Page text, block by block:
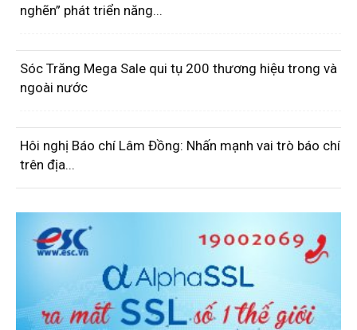
nghẽn” phát triển năng...
Sóc Trăng Mega Sale qui tụ 200 thương hiệu trong và
ngoài nước
Hôi nghị Báo chí Lâm Đồng: Nhấn mạnh vai trò báo chí
trên địa...